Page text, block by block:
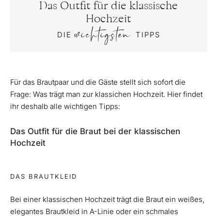
Das Outfit für die klassische
Hochzeit
DIEwichtigsten TIPPS
Für das Brautpaar und die Gäste stellt sich sofort die
Frage: Was trägt man zur klassichen Hochzeit. Hier findet
ihr deshalb alle wichtigen Tipps:
Das Outfit für die Braut bei der klassischen
Hochzeit
DAS BRAUTKLEID
Bei einer klassischen Hochzeit trägt die Braut ein weißes,
elegantes Brautkleid in A-Linie oder ein schmales